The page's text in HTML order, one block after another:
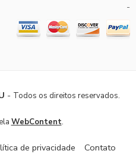
-
- Todos os direitos reservados.
WebContent.
de privacidade Contato